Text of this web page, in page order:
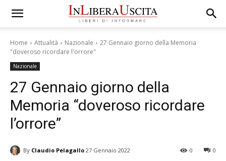
Home Attualità Nazionale
27 Gennaio giorno della Memoria
"doveroso ricordare l'orrore"
Nazionale
27 Gennaio giorno della
Memoria “doveroso ricordare
l’orrore”
By Claudio Pelagallo 27 Gennaio 2022 0
0